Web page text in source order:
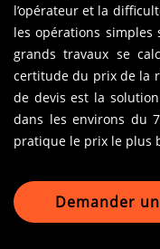
l’opérateur et la
les opérations simples
grands travaux se
certitude du prix de la
de devis est la
dans les environs du
pratique le prix le plus
Demander